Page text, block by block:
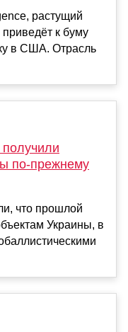
растущий
приведёт к буму
в США. Отрасль
получили
по-прежнему
что прошлой
Украины, в